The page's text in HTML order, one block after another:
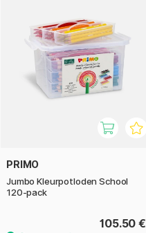
PRIMO
Jumbo Kleurpotloden School
120-pack
105.50 €